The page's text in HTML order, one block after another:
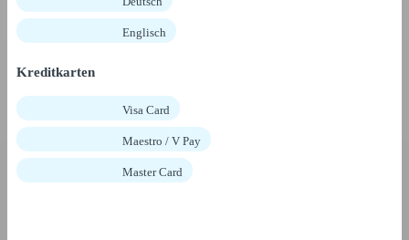
Englisch
Kreditkarten
Visa Card
Maestro / V Pay
Master Card